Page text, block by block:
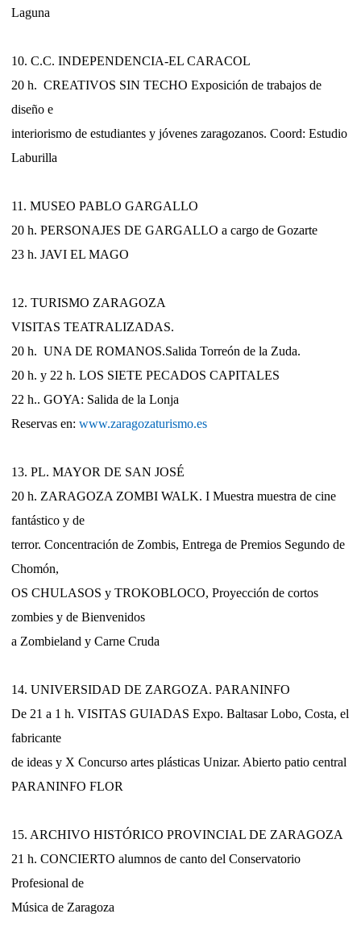
Laguna
10. C.C. INDEPENDENCIA-EL CARACOL
20 h. CREATIVOS SIN TECHO Exposición de trabajos de
diseño e
interiorismo de estudiantes y jóvenes zaragozanos. Coord: Estudio
Laburilla
11. MUSEO PABLO GARGALLO
20 h. PERSONAJES DE GARGALLO a cargo de Gozarte
23 h. JAVI EL MAGO
12. TURISMO ZARAGOZA
VISITAS TEATRALIZADAS.
20 h. UNA DE ROMANOS.Salida Torreón de la Zuda.
20 h. y 22 h. LOS SIETE PECADOS CAPITALES
22 h.. GOYA: Salida de la Lonja
Reservas en: www.zaragozaturismo.es
13. PL. MAYOR DE SAN JOSÉ
20 h. ZARAGOZA ZOMBI WALK. I Muestra muestra de cine
fantástico y de
terror. Concentración de Zombis, Entrega de Premios Segundo de
Chomón,
OS CHULASOS y TROKOBLOCO, Proyección de cortos
zombies y de Bienvenidos
a Zombieland y Carne Cruda
14. UNIVERSIDAD DE ZARGOZA. PARANINFO
De 21 a 1 h. VISITAS GUIADAS Expo. Baltasar Lobo, Costa, el
fabricante
de ideas y X Concurso artes plásticas Unizar. Abierto patio central
PARANINFO FLOR
15. ARCHIVO HISTÓRICO PROVINCIAL DE ZARAGOZA
21 h. CONCIERTO alumnos de canto del Conservatorio
Profesional de
Música de Zaragoza